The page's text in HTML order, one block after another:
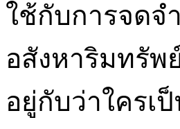
ใช้กับการจดจ
อสังหาริมทรัพ
อยู่กับว่าใครเ